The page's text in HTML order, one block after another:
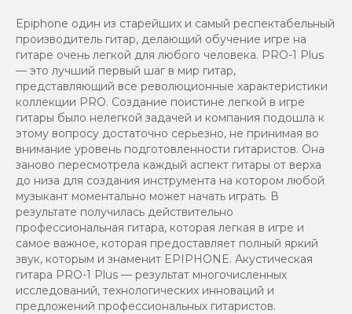
Epiphone один из старейших и самый респектабельный
производитель гитар, делающий обучение игре на
гитаре очень легкой для любого человека. PRO-1 Plus
— это лучший первый шаг в мир гитар,
представляющий все революционные характеристики
коллекции PRO. Создание поистине легкой в игре
гитары было нелегкой задачей и компания подошла к
этому вопросу достаточно серьезно, не принимая во
внимание уровень подготовленности гитаристов. Она
заново пересмотрела каждый аспект гитары от верха
до низа для создания инструмента на котором любой
музыкант моментально может начать играть. В
результате получилась действительно
профессиональная гитара, которая легкая в игре и
самое важное, которая предоставляет полный яркий
звук, которым и знаменит EPIPHONE. Акустическая
гитара PRO-1 Plus — результат многочисленных
исследований, технологических инноваций и
предложений профессиональных гитаристов.